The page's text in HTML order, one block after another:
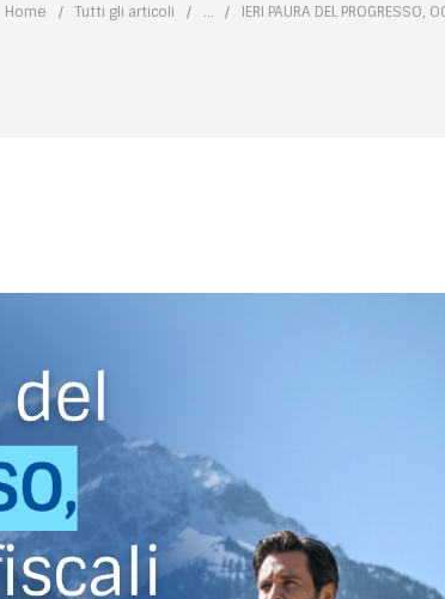
Home Tutti gli articoli ... IERI PAURA DEL PROGRESSO,